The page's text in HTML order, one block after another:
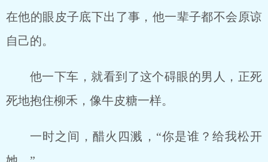
在他的眼皮子底下出了事，他一辈子都不会原谅
自己的。
他一下车，就看到了这个碍眼的男人，正死
死地抱住柳禾，像牛皮糖一样。
一时之间，醋火四溅，“你是谁？给我松开